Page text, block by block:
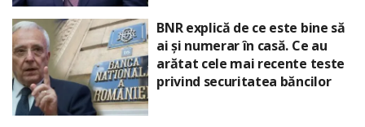
BNR explică de ce este bine să
ai și numerar în casă. Ce au
arătat cele mai recente teste
privind securitatea băncilor